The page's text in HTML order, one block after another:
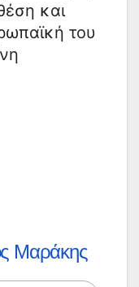
και
του
Μαράκης